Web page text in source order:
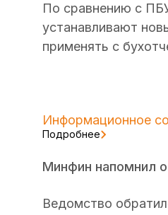
По сравнению с
устанавливают
применять с
Информационное
Подробнее
Минфин напомнил о
Ведомство